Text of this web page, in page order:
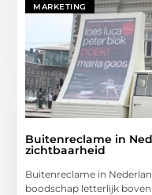
MARKETING
Buitenreclame in
zichtbaarheid
Buitenreclame in
boodschap letterlijk